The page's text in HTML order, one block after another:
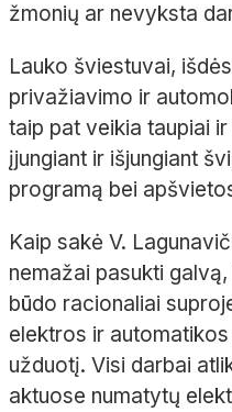
žmonių ar nevyksta
Lauko šviestuvai,
privažiavimo ir
taip pat veikia taupiai
įjungiant ir išjungiant
programą bei
Kaip sakė V.
nemažai pasukti
būdo racionaliai
elektros ir
užduotį. Visi darbai
aktuose numatytų